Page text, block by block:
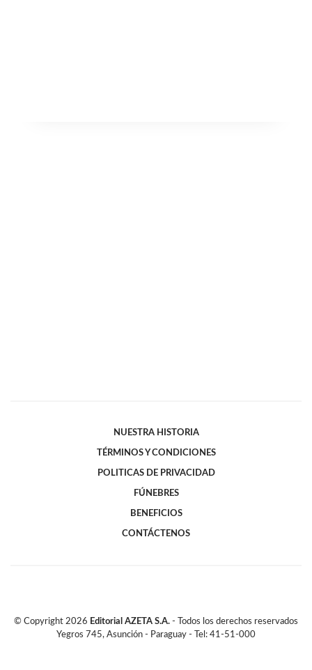
NUESTRA HISTORIA
TÉRMINOS Y CONDICIONES
POLITICAS DE PRIVACIDAD
FÚNEBRES
BENEFICIOS
CONTÁCTENOS
© Copyright 2026 Editorial AZETA S.A. - Todos los derechos reservados
Yegros 745, Asunción - Paraguay - Tel: 41-51-000